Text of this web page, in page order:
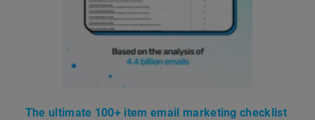
The ultimate 100+ item email marketing checklist